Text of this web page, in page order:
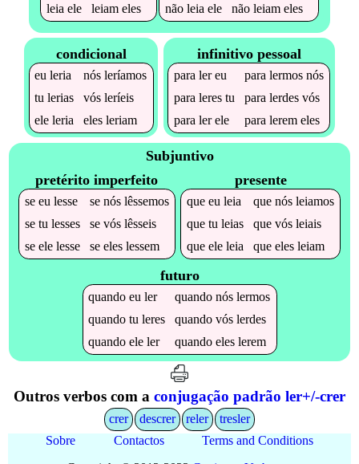
leia ele leiameles
não leia ele não leiameles
condicional
euleria nósleríamos
tulerias vósleríeis
eleleria elesleriam
infinitivo pessoal
paralereu paralermos nós
paraleres tu paralerdes vós
paralerele paralerem eles
Subjuntivo
pretérito imperfeito
se eu lesse se nós lêssemos
se tu lesses se vós lêsseis
se ele lesse se eles lessem
presente
que eu leia que nós leiamos
que tu leias que vós leiais
que ele leia que eles leiam
futuro
quandoeuler quandonóslermos
quandotuleres quandovóslerdes
quandoeleler quandoeleslerem
Outros verbos com a conjugação padrão ler+/-crer
crer descrer reler
tresler
Sobre
Contactos
Terms and Conditions